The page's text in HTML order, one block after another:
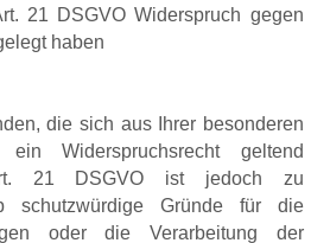
21 DSGVO Widerspruch gegen
haben
die sich aus Ihrer besonderen
ein Widerspruchsrecht geltend
21 DSGVO ist jedoch zu
schutzwürdige Gründe für die
oder die Verarbeitung der